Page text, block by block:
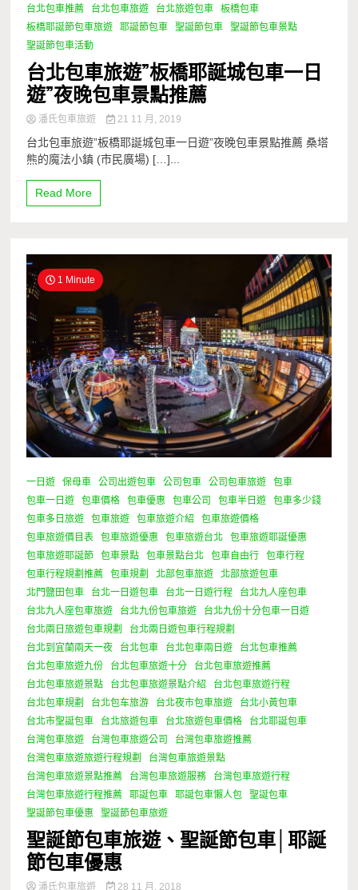
台北包車推薦
台北包車旅遊 台北旅遊包車
板橋包車
板橋耶誕節包車旅遊
耶誕節包車 聖誕節包車
聖誕節包車景點
聖誕節包車活動
台北包車旅遊”板橋耶誕城包車一日
遊”夜晚包車景點推薦
潘氏包車旅遊 21 11 月, 2019
台北包車旅遊”板橋耶誕城包車一日遊”夜晚包車景點推薦 桑塔
熊的魔法小鎮 (市民廣場) […]...
Read More
1 Minute
一日遊 保母車 公司出遊包車 公司包車 公司包車旅遊
包車
包車一日遊
包車價格 包車優惠 包車公司 包車半日遊
包車多少錢
包車多日旅遊
包車旅遊 包車旅遊介紹
包車旅遊價格
包車旅遊價目表
包車旅遊優惠 包車旅遊台北
包車旅遊耶誕優惠
包車旅遊耶誕節
包車景點 包車景點台北 包車自由行
包車行程
包車行程規劃推薦
包車規劃 北部包車旅遊
北部旅遊包車
北門鹽田包車
台北一日遊包車 台北一日遊行程
台北九人座包車
台北九人座包車旅遊
台北九份包車旅遊
台北九份十分包車一日遊
台北兩日旅遊包車規劃
台北兩日遊包車行程規劃
台北到宜蘭兩天一夜
台北包車 台北包車兩日遊
台北包車推薦
台北包車旅遊九份
台北包車旅遊十分
台北包車旅遊推薦
台北包車旅遊景點
台北包車旅遊景點介紹
台北包車旅遊行程
台北包車規劃
台北包车旅游 台北夜市包車旅遊
台北小黃包車
台北市聖誕包車
台北旅遊包車 台北旅遊包車價格
台北耶誕包車
台灣包車旅遊
台灣包車旅遊公司
台灣包車旅遊推薦
台灣包車旅遊旅遊行程規劃
台灣包車旅遊景點
台灣包車旅遊景點推薦
台灣包車旅遊服務
台灣包車旅遊行程
台灣包車旅遊行程推薦
耶誕包車 耶誕包車懶人包
聖誕包車
聖誕節包車優惠
聖誕節包車旅遊
聖誕節包車旅遊、聖誕節包車│耶誕
節包車優惠
潘氏包車旅遊 28 11 月, 2018